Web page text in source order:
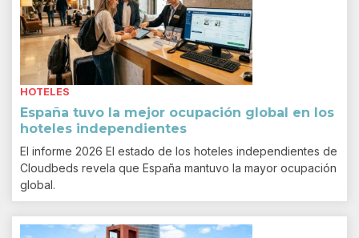
HOTELES
España tuvo la mejor ocupación global en los
hoteles independientes
El informe 2026 El estado de los hoteles independientes de
Cloudbeds revela que España mantuvo la mayor ocupación
global.